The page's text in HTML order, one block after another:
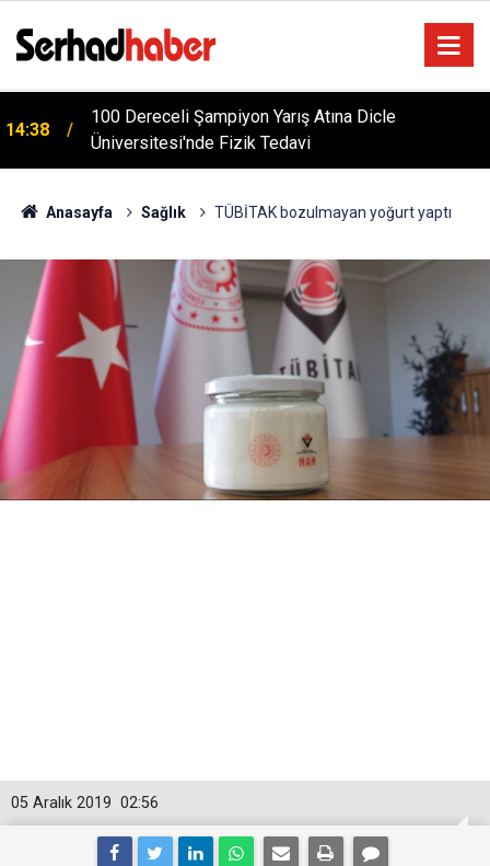
14:38
100 Dereceli Şampiyon Yarış Atına Dicle
Üniversitesi'nde Fizik Tedavi
Anasayfa Sağlık TÜBİTAK bozulmayan yoğurt yaptı
02:56
05 Aralık 2019